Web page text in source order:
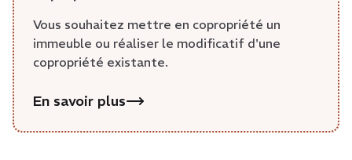
Vous souhaitez mettre en copropriété un
immeuble ou réaliser le modificatif d'une
copropriété existante.
En savoir plus